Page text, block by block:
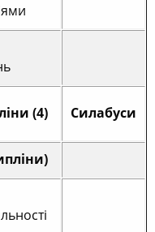
(4) Силабуси